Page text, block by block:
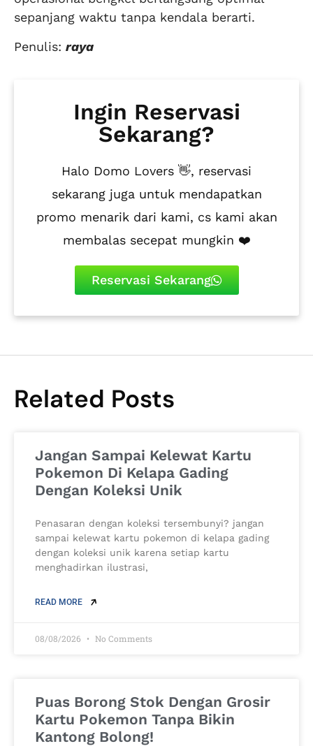
sepanjang waktu tanpa kendala berarti.
Penulis: raya
Ingin Reservasi
Sekarang?
Halo Domo Lovers 👋, reservasi
sekarang juga untuk mendapatkan
promo menarik dari kami, cs kami akan
membalas secepat mungkin ❤️
Reservasi Sekarang
Related Posts
Jangan Sampai Kelewat Kartu
Pokemon Di Kelapa Gading
Dengan Koleksi Unik
Penasaran dengan koleksi tersembunyi? jangan
sampai kelewat kartu pokemon di kelapa gading
dengan koleksi unik karena setiap kartu
menghadirkan ilustrasi,
READ MORE
08/08/2026 No Comments
Puas Borong Stok Dengan Grosir
Kartu Pokemon Tanpa Bikin
Kantong Bolong!